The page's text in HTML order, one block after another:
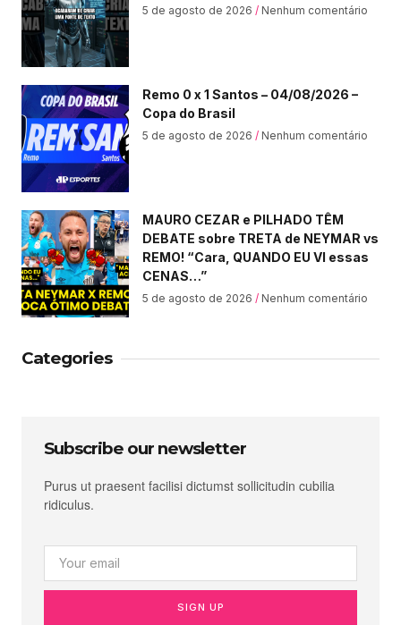
5 de agosto de 2026 Nenhum comentário
Remo 0 x 1 Santos – 04/08/2026 –
Copa do Brasil
5 de agosto de 2026 Nenhum comentário
MAURO CEZAR e PILHADO TÊM
DEBATE sobre TRETA de NEYMAR vs
REMO! “Cara, QUANDO EU VI essas
CENAS…”
5 de agosto de 2026 Nenhum comentário
Categories
Subscribe our newsletter
Purus ut praesent facilisi dictumst sollicitudin cubilia
ridiculus.
SIGN UP